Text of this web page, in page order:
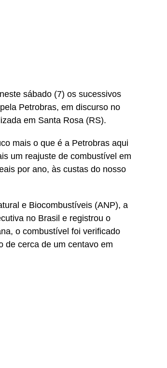
sábado (7) os sucessivos
Petrobras, em discurso no
em Santa Rosa (RS).
mais o que é a Petrobras aqui
um reajuste de combustível em
por ano, às custas do nosso
e Biocombustíveis (ANP), a
no Brasil e registrou o
o combustível foi verificado
de cerca de um centavo em